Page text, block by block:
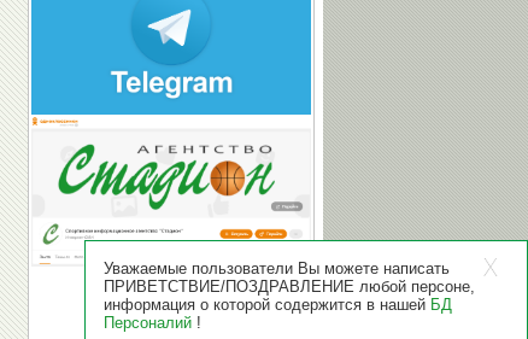
Уважаемые пользователи Вы можете написать
ПРИВЕТСТВИЕ/ПОЗДРАВЛЕНИЕ любой персоне,
информация о которой содержится в нашей БД
Персоналий !